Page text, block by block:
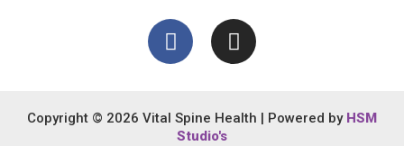
Copyright © 2026 Vital Spine Health | Powered by HSM
Studio's